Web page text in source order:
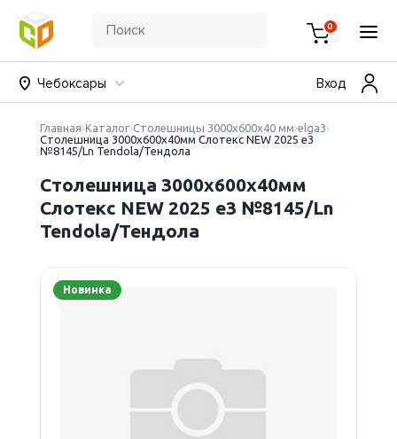
0
Чебоксары Вход
Главная Каталог Столешницы 3000х600х40 мм elga3
Столешница 3000х600х40мм Слотекс NEW 2025 е3
№8145/Ln Tendola/Тендола
Столешница 3000х600х40мм
Слотекс NEW 2025 е3 №8145/Ln
Tendola/Тендола
Новинка